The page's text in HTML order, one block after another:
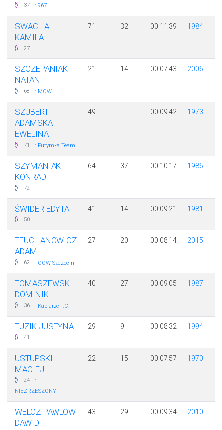
37 · 967
SWACHA
KAMILA
27
71 32 00:11:39 1984
SZCZEPANIAK
NATAN
68 · MOW
21 14 00:07:43 2006
SZUBERT -
ADAMSKA
EWELINA
71 · Futymka Team
49 - 00:09:42 1973
SZYMANIAK
KONRAD
72
64 37 00:10:17 1986
ŚWIDER EDYTA
50
41 14 00:09:21 1981
TEUCHANOWICZ
ADAM
62 · OOW Szczecin
27 20 00:08:14 2015
TOMASZEWSKI
DOMINIK
36 · Kablarze F.C.
40 27 00:09:05 1987
TUZIK JUSTYNA
41
29 9 00:08:32 1994
USTUPSKI
MACIEJ
24 ·
NIEZRZESZONY
22 15 00:07:57 1970
WELCZ-PAWLOW
DAWID
43 29 00:09:34 2010